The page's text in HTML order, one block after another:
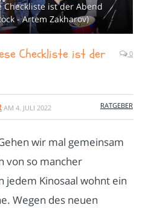
ist der Abend
- Artem Zakharov)
Checkliste ist der
0
AM 4. JULI 2022 RATGEBER
wir mal gemeinsam
von so mancher
jedem Kinosaal wohnt ein
Wegen des neuen